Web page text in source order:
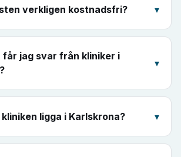
verkligen kostnadsfri? ▾
får jag svar från kliniker i
▾
ligga i Karlskrona? ▾